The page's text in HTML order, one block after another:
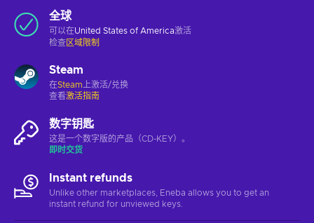
全球
可以在United States of America激活
检查 区域限制
Steam
在Steam 上激活/兑换
查看激活指南
数字钥匙
这是一个数字版的产品（CD-KEY）。
即时交货
Instant refunds
Unlike other marketplaces, Eneba allows you to get an
instant refund for unviewed keys.